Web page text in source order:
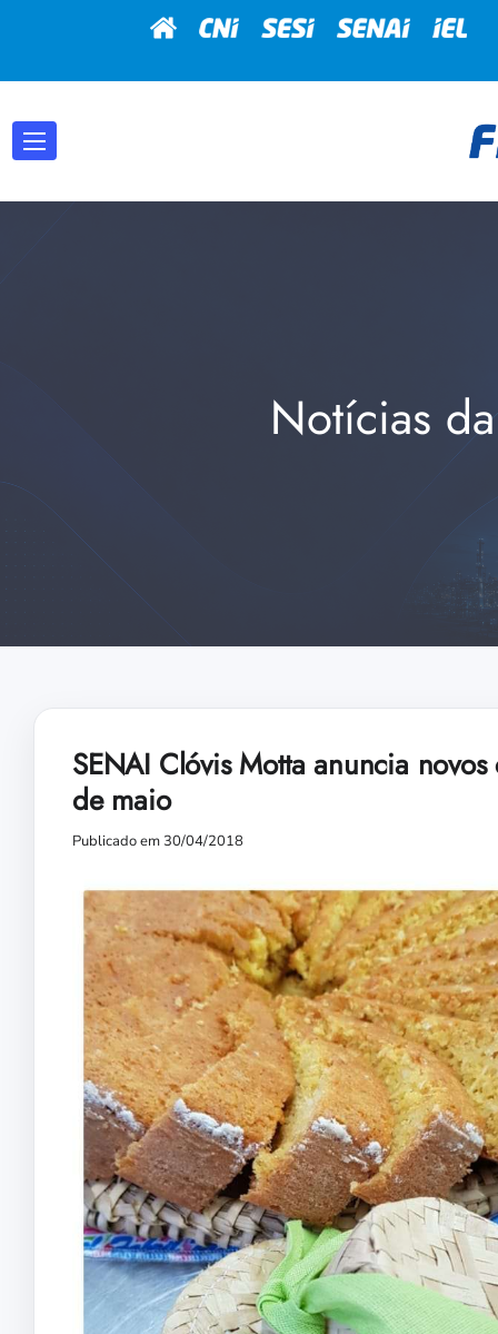
Notícias
SENAI Clóvis Motta anuncia
de maio
Publicado em 30/04/2018